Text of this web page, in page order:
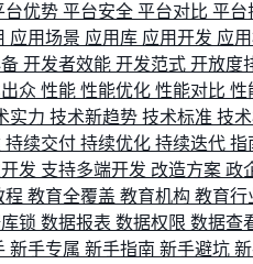
台优势 平台安全 平台对比 平台
应用场景 应用库 应用开发 应
开发者效能 开发范式 开放度
众 性能 性能优化 性能对比 性
实力 技术新趋势 技术标准 技
持续交付 持续优化 持续迭代 指
发 支持多端开发 改造方案 政
程 教育全覆盖 教育机构 教育行
锁 数据报表 数据权限 数据查
新手专属 新手指南 新手避坑